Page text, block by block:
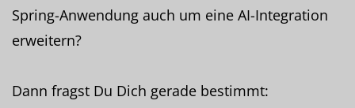
Spring-Anwendung auch um eine AI-Integration
erweitern?
Dann fragst Du Dich gerade bestimmt: